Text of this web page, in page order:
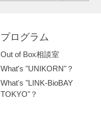
プログラム
Out of Box相談室
What's "UNIKORN"？
What's "LINK-BioBAY
TOKYO"？